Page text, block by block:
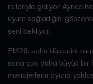
rolleriyle geliyor. Ayrıca
uyum sağladığını
seni bekliyor.
FM26, saha düzenini
sana çok daha büyük bir
menajerlerin oyuna